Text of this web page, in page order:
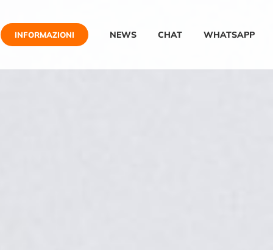
INFORMAZIONI NEWS CHAT WHATSAPP